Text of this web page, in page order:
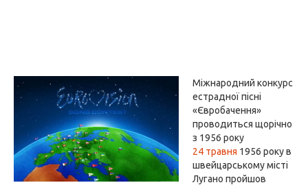
Міжнародний конкурс
естрадної пісні
«Євробачення»
проводиться щорічно
з 1956 року
24 травня 1956 року в
швейцарському місті
Лугано пройшов